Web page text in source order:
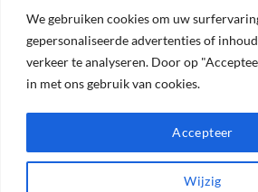
We gebruiken cookies om uw
gepersonaliseerde advertenties of
verkeer te analyseren. Door op
in met ons gebruik van cookies.
Wijzig
Accepteer
2026 Tegel en Meer
TERMS PRIVACY